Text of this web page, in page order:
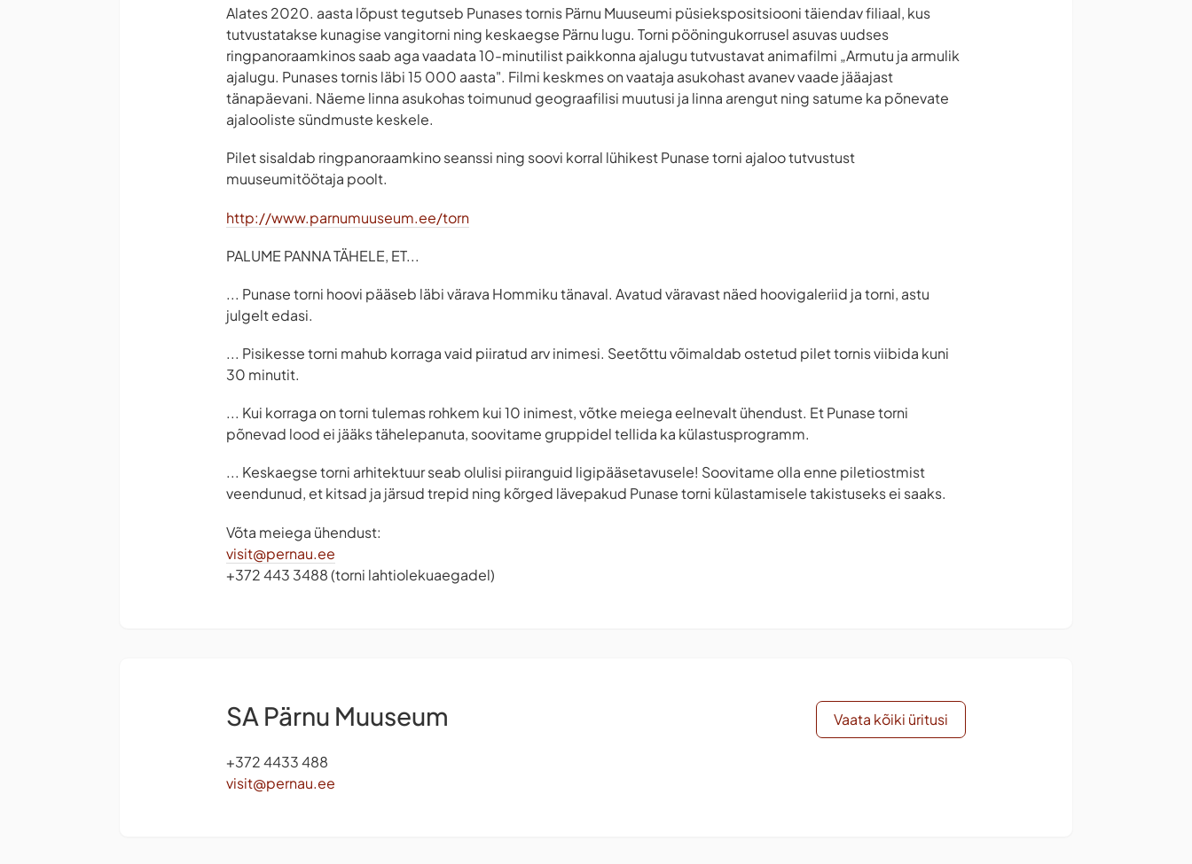
Alates 2020. aasta lõpust tegutseb Punases tornis Pärnu Muuseumi püsiekspositsiooni täiendav filiaal, kus
tutvustatakse kunagise vangitorni ning keskaegse Pärnu lugu. Torni pööningukorrusel asuvas uudses
ringpanoraamkinos saab aga vaadata 10-minutilist paikkonna ajalugu tutvustavat animafilmi „Armutu ja armulik
ajalugu. Punases tornis läbi 15 000 aasta". Filmi keskmes on vaataja asukohast avanev vaade jääajast
tänapäevani. Näeme linna asukohas toimunud geograafilisi muutusi ja linna arengut ning satume ka põnevate
ajalooliste sündmuste keskele.
Pilet sisaldab ringpanoraamkino seanssi ning soovi korral lühikest Punase torni ajaloo tutvustust
muuseumitöötaja poolt.
http://www.parnumuuseum.ee/torn
PALUME PANNA TÄHELE, ET...
... Punase torni hoovi pääseb läbi värava Hommiku tänaval. Avatud väravast näed hoovigaleriid ja torni, astu
julgelt edasi.
... Pisikesse torni mahub korraga vaid piiratud arv inimesi. Seetõttu võimaldab ostetud pilet tornis viibida kuni
30 minutit.
... Kui korraga on torni tulemas rohkem kui 10 inimest, võtke meiega eelnevalt ühendust. Et Punase torni
põnevad lood ei jääks tähelepanuta, soovitame gruppidel tellida ka külastusprogramm.
... Keskaegse torni arhitektuur seab olulisi piiranguid ligipääsetavusele! Soovitame olla enne piletiostmist
veendunud, et kitsad ja järsud trepid ning kõrged lävepakud Punase torni külastamisele takistuseks ei saaks.
Võta meiega ühendust:
visit@pernau.ee
+372 443 3488 (torni lahtiolekuaegadel)
SA Pärnu Muuseum
+372 4433 488
visit@pernau.ee
Vaata kõiki üritusi